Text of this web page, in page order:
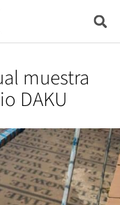
muestra
DAKU